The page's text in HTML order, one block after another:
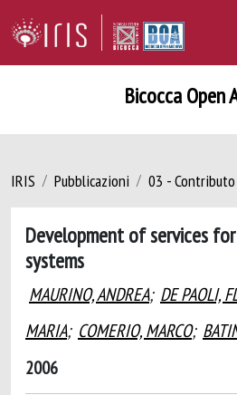
Bicocca Open
IRIS Pubblicazioni 03 -
Development of services
systems
MAURINO, ANDREA; DE PAOLI,
MARIA; COMERIO, MARCO;
2006